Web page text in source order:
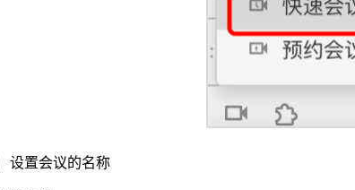
设置会议的名称